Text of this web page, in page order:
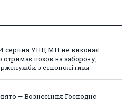
серпня УПЦ МП не виконає
отримає позов на заборону, –
з етнополітики
— Вознесіння Господнє